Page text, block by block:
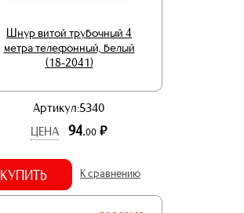
Шнур витой трубочный 4
метра телефонный, белый
(18-2041)
Артикул:5340
ЦЕНА
94.00 р.
КУПИТЬ К сравнению